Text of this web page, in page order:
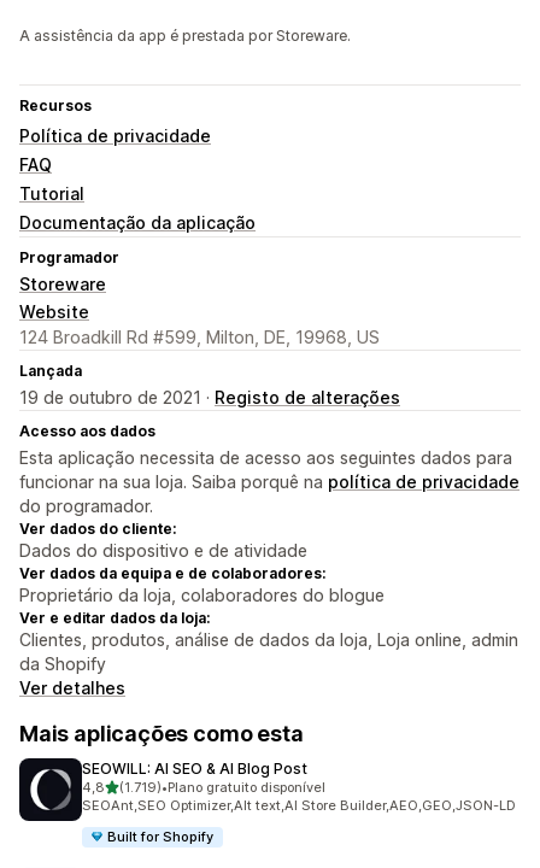
A assistência da app é prestada por Storeware.
Recursos
Política de privacidade
FAQ
Tutorial
Documentação da aplicação
Programador
Storeware
Website
124 Broadkill Rd #599, Milton, DE, 19968, US
Lançada
19 de outubro de 2021 · Registo de alterações
Acesso aos dados
Esta aplicação necessita de acesso aos seguintes dados para
funcionar na sua loja. Saiba porquê na política de privacidade
do programador.
Ver dados do cliente:
Dados do dispositivo e de atividade
Ver dados da equipa e de colaboradores:
Proprietário da loja, colaboradores do blogue
Ver e editar dados da loja:
Clientes, produtos, análise de dados da loja, Loja online, admin
da Shopify
Ver detalhes
Mais aplicações como esta
SEOWILL: AI SEO & AI Blog Post
4,8de 5 estrelas
(1.719)
1719 total de avaliações
•Plano gratuito disponível
SEOAnt,SEO Optimizer,Alt text,AI Store Builder,AEO,GEO,JSON-LD
Built for Shopify